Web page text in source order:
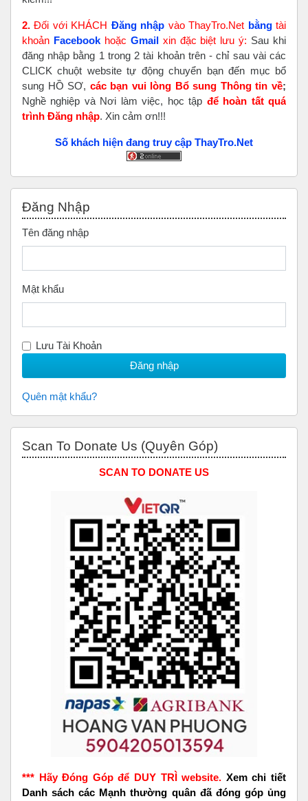
2. Đối với KHÁCH Đăng nhập vào ThayTro.Net bằngtài
khoản Facebook hoặc Gmailxin đặc biệt lưu ý: Sau khi
đăng nhập bằng 1 trong 2 tài khoản trên - chỉ sau vài các
CLICK chuột website tự động chuyển bạn đến mục bổ
sung HỒ SƠ, các bạn vui lòng Bổ sung Thông tin về;
Nghề nghiệp và Nơi làm việc, học tập để hoàn tấtquá
trình Đăng nhập. Xin cảm ơn!!!
Số khách hiện đang truy cập ThayTro.Net
Đăng Nhập
Tên đăng nhập
Mật khẩu
Lưu Tài Khoản
Quên mật khẩu?
Scan To Donate Us (Quyên Góp)
SCAN TO DONATE US
*** Hãy Đóng Góp để DUY TRÌ website. Xem chi tiết
Danh sách các Mạnh thường quân đã đóng góp ủng